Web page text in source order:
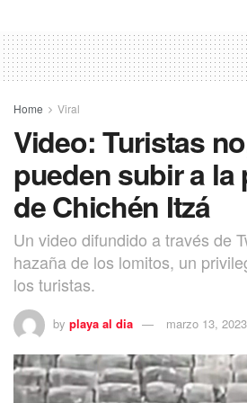
Creo que la apertura
jugará un papel
difundir los valores
frágil, que puede tener
desaparecer si no los
Home Viral
Video: Turistas
pueden subir a la
de Chichén Itzá
Un video difundido a través de
hazaña de los lomitos, un
los turistas.
by playa al dia marzo 13, 2023